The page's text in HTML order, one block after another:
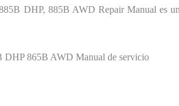
DHP, 885B AWD Repair Manual es
DHP 865B AWD Manual de servicio